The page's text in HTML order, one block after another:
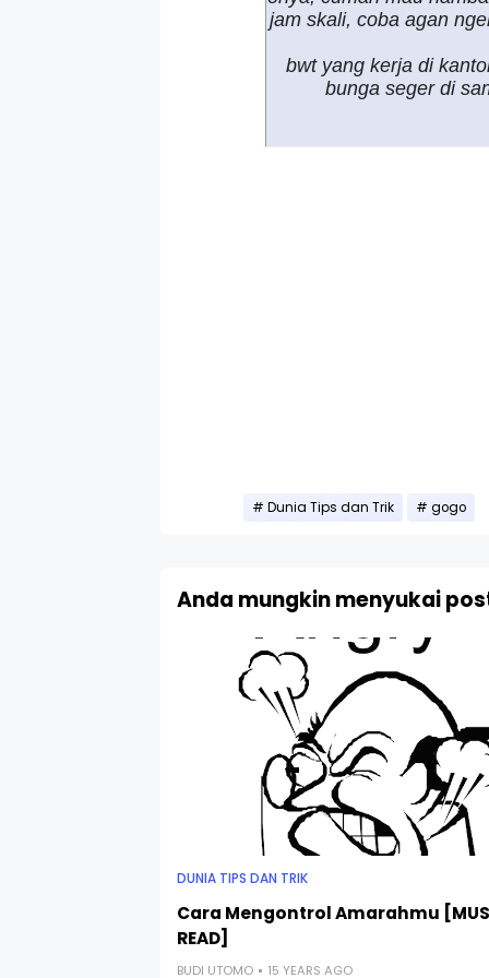
jam skali, coba agan
bwt yang kerja di
bunga seger di
Dunia Tips dan Trik gogo
Anda mungkin menyukai
DUNIA TIPS DAN TRIK
Cara Mengontrol Amarahmu
READ]
BUDI UTOMO 15 YEARS AGO